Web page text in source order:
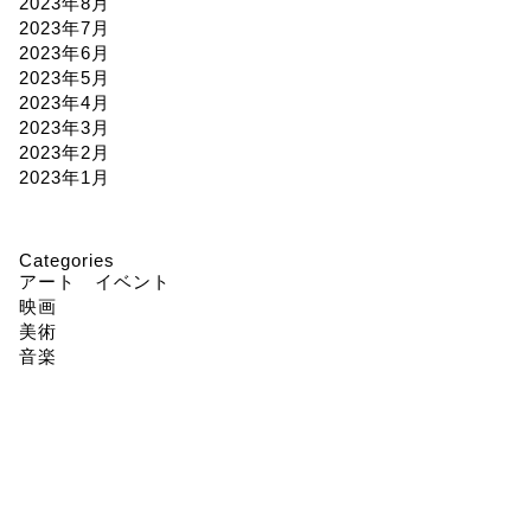
2023年7月
2023年6月
2023年5月
2023年4月
2023年3月
2023年2月
2023年1月
Categories
アート イベント
映画
美術
音楽